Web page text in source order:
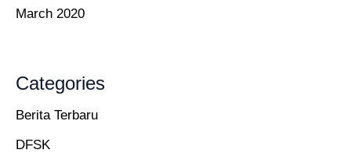
March 2020
Categories
Berita Terbaru
DFSK